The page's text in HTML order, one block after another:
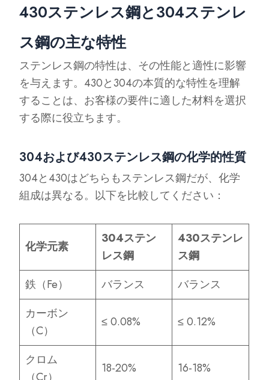
430ステンレス鋼と304ステンレ
ス鋼の主な特性
ステンレス鋼の特性は、その性能と適性に影響
を与えます。430と304の本質的な特性を理解
することは、お客様の要件に適した材料を選択
する際に役立ちます。
304および430ステンレス鋼の化学的性質
304と430はどちらもステンレス鋼だが、化学
組成は異なる。以下を比較してください：
化学元素
304ステン
レス鋼
430ステンレ
ス鋼
鉄（Fe）
バランス
バランス
カーボン
（C）
≤ 0.08% ≤ 0.12%
クロム
（Cr）
18-20% 16-18%